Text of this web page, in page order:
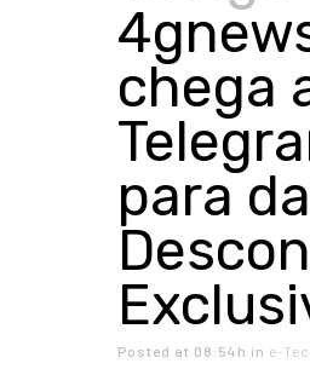
chega
para
Posted at 08:54h in e-